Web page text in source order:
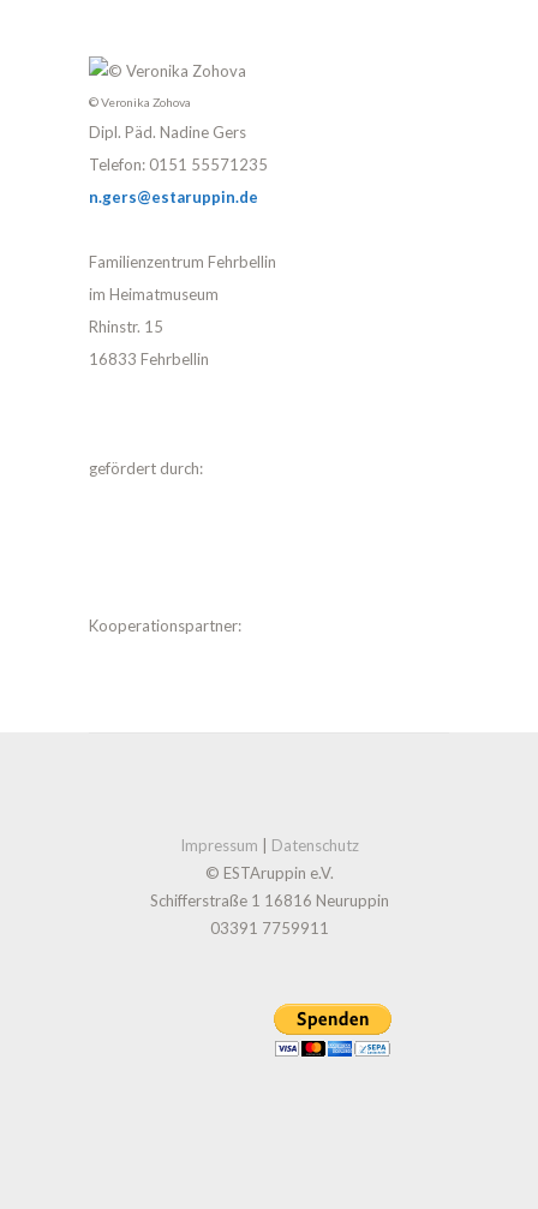
© Veronika Zohova
Dipl. Päd. Nadine Gers
Telefon: 0151 55571235
n.gers@estaruppin.de
Familienzentrum Fehrbellin
im Heimatmuseum
Rhinstr. 15
16833 Fehrbellin
gefördert durch:
Kooperationspartner:
Impressum | Datenschutz
© ESTAruppin e.V.
Schifferstraße 1 16816 Neuruppin
03391 7759911